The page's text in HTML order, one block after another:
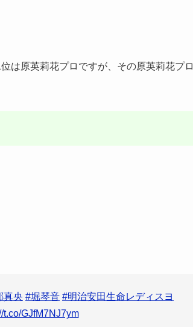
は原英莉花プロですが、その原英莉花プロ
真央 #堀琴音 #明治安田生命レディスヨ
t.co/GJfM7NJ7ym